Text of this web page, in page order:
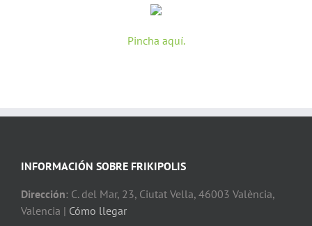
Pincha aquí.
INFORMACIÓN SOBRE FRIKIPOLIS
Dirección: C. del Mar, 23, Ciutat Vella, 46003 València,
Valencia | Cómo llegar